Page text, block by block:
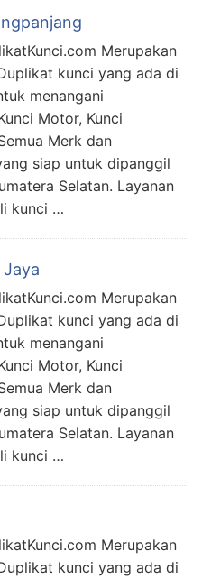
Merupakan
kunci yang ada di
menangani
Motor, Kunci
Merk dan
siap untuk dipanggil
Selatan. Layanan
kunci …
Merupakan
kunci yang ada di
menangani
Motor, Kunci
Merk dan
siap untuk dipanggil
Selatan. Layanan
kunci …
Merupakan
kunci yang ada di